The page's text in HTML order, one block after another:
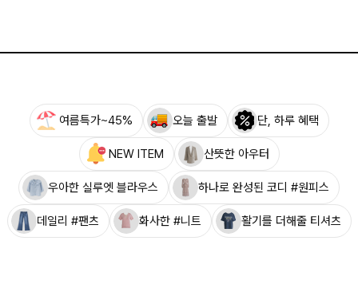
여름특가~45% 오늘 출발 단, 하루 혜택
NEW ITEM 산뜻한 아우터
우아한 실루엣 블라우스 하나로 완성된 코디 #원피스
데일리 #팬츠 화사한 #니트 활기를 더해줄 티셔츠